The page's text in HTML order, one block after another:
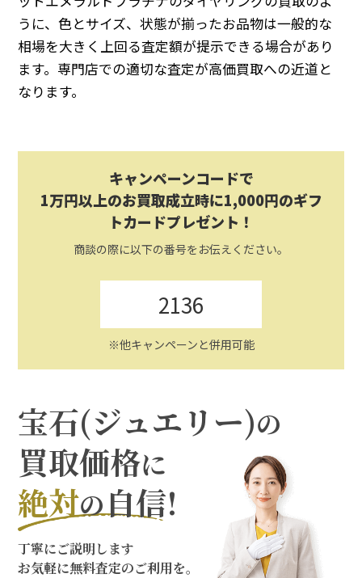
うに、色とサイズ、状態が揃ったお品物は一般的な
相場を大きく上回る査定額が提示できる場合があり
ます。専門店での適切な査定が高価買取への近道と
なります。
キャンペーンコードで
1万円以上のお買取成立時に1,000円のギフ
トカードプレゼント！
商談の際に以下の番号をお伝えください。
2136
※他キャンペーンと併用可能
宝石(ジュエリー)の
買取価格に
絶対の自信!
丁寧にご説明します
お気軽に無料査定のご利用を。